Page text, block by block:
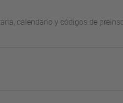
calendario y códigos de